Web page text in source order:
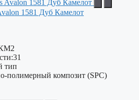
1581 Дуб Камелот
31
тип
полимерный композит (SPC)